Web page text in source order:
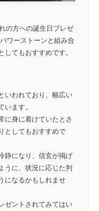
の方への誕生日プレゼ
ワーストーンと組み合
てもおすすめです。
いわれており、幅広い
います。
に身に着けていたとさ
としてもおすすめで
静になり、信玄が掲げ
うに、状況に応じた判
になるかもしれませ
ゼントされてみてはい